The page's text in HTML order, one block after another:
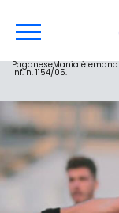
PaganeseMania è
Inf. n. 1154/05.